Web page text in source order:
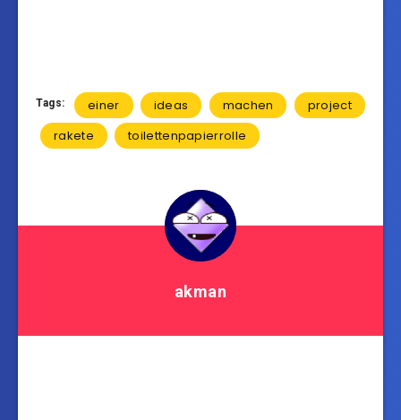
Tags: einer ideas machen
project
rakete
toilettenpapierrolle
akman